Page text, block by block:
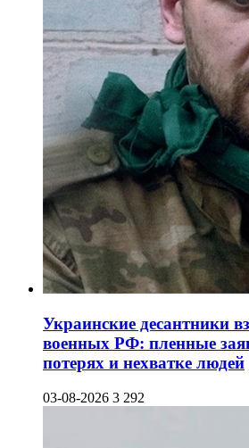
Украинские десантники
военных РФ: пленные
потерях и нехватке людей
03-08-2026 3 292